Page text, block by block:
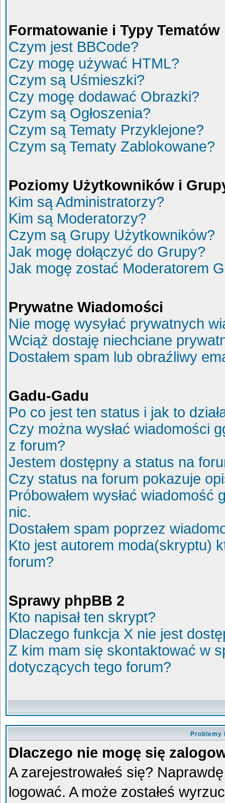
Formatowanie i Typy Tematów
Czym jest BBCode?
Czy mogę używać HTML?
Czym są Uśmieszki?
Czy mogę dodawać Obrazki?
Czym są Ogłoszenia?
Czym są Tematy Przyklejone?
Czym są Tematy Zablokowane?
Poziomy Użytkowników i
Kim są Administratorzy?
Kim są Moderatorzy?
Czym są Grupy Użytkowników?
Jak mogę dołączyć do Grupy?
Jak mogę zostać Moderatorem
Prywatne Wiadomości
Nie mogę wysyłać prywatnych
Wciąż dostaję niechciane
Dostałem spam lub obraźliwy
Gadu-Gadu
Po co jest ten status i jak to
Czy można wysłać wiadomości
z forum?
Jestem dostępny a status na
Czy status na forum pokazuje
Próbowałem wysłać
nic.
Dostałem spam poprzez
Kto jest autorem moda(skryptu)
forum?
Sprawy phpBB 2
Kto napisał ten skrypt?
Dlaczego funkcja X nie jest
Z kim mam się skontaktować w
dotyczących tego forum?
Problemy
Dlaczego nie mogę się
A zarejestrowałeś się?
logować. A może zostałeś